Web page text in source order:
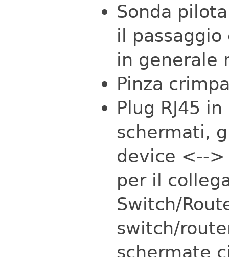
Sonda
il
in generale
Pinza
Plug RJ45
schermati,
device <-->
per il
Switch/
switch/
schermate